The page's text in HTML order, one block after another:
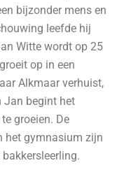
bijzonder mens en
leefde hij
Witte wordt op 25
op in een
Alkmaar verhuist,
Jan begint het
groeien. De
het gymnasium zijn